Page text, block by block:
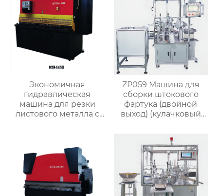
Экономичная
гидравлическая
машина для резки
листового металла с
ZP059 Машина для
сборки штокового
фартука (двойной
выход) (кулачковый